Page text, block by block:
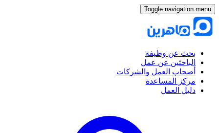
Toggle navigation menu
بحث عن وظيفة
الباحثين عن عمل
أصحاب العمل والشركات
مركز المساعدة
دليل العمل